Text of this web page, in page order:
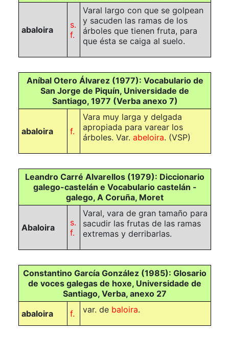
abaloira
s.
f.
Varal largo con que se golpean
y sacuden las ramas de los
árboles que tienen fruta, para
que ésta se caiga al suelo.
Aníbal Otero Álvarez (1977): Vocabulario de
San Jorge de Piquín, Universidade de
Santiago, 1977 (Verba anexo 7)
abaloira f.
Vara muy larga y delgada
apropiada para varear los
árboles. Var. abeloira. (VSP)
Leandro Carré Alvarellos (1979): Diccionario
galego-castelán e Vocabulario castelán -
galego, A Coruña, Moret
Abaloira
s.
f.
Varal, vara de gran tamaño para
sacudir las frutas de las ramas
extremas y derribarlas.
Constantino García González (1985): Glosario
de voces galegas de hoxe, Universidade de
Santiago, Verba, anexo 27
abaloira
f. var. de baloira.